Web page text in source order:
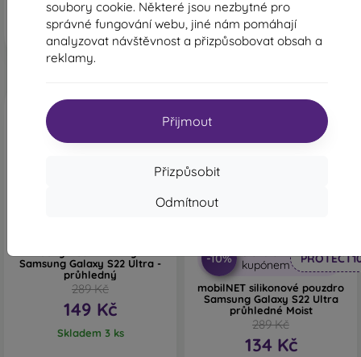
soubory cookie. Některé jsou nezbytné pro
správné fungování webu, jiné nám pomáhají
analyzovat návštěvnost a přizpůsobovat obsah a
reklamy.
Přijmout
Přizpůsobit
Odmítnout
Poslední kus skladem Skladem 3 ks
Samsung Galaxy S22 Ultra -
průhledný
289 Kč
149 Kč
Skladem 3 ks
-10%
kupónem
mobilNET silikonové pouzdro
Samsung Galaxy S22 Ultra
průhledné Moist
289 Kč
134 Kč